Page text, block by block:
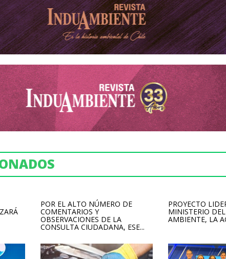
POR EL ALTO NÚMERO DE
COMENTARIOS Y
OBSERVACIONES DE LA
CONSULTA CIUDADANA, ESE...
PROYECTO
MINISTERIO
AMBIENTE, LA